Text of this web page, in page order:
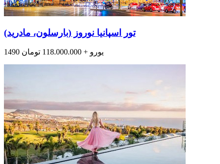
تور اسپانیا نوروز (بارسلون، مادرید)
1490 یورو + 118.000.000 تومان